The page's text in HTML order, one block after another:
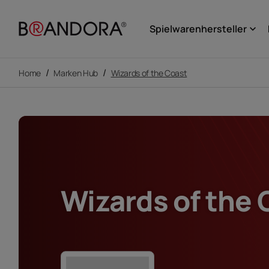
Spielwarenhersteller keyboard_arrow_down
Home / Marken Hub / Wizards of the Coast
Wizards of the